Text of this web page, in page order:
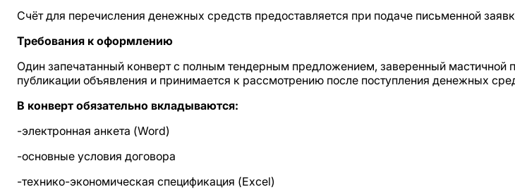
Счёт для перечисления денежных средств предоставляется при подаче письменной
Требования к оформлению
Один запечатанный конверт с полным тендерным предложением, заверенный мастичной
публикации объявления и принимается к рассмотрению после поступления денежных
В конверт обязательно вкладываются:
-электронная анкета (Word)
-основные условия договора
-технико-экономическая спецификация (Excel)